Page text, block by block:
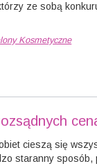
ze sobą
Kosmetyczne
cieszą się
staranny